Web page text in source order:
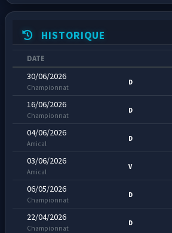
HISTORIQUE
DATE
30/06/2026
Championnat
D
16/06/2026
Championnat
D
04/06/2026
Amical
D
03/06/2026
Amical
V
06/05/2026
Championnat
D
22/04/2026
Championnat
D